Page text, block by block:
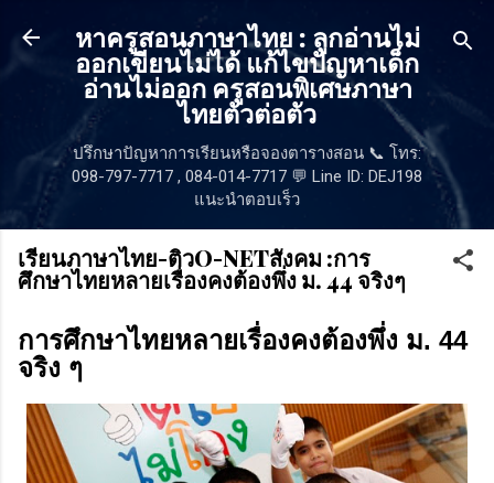
ข้ามไปที่เนื้อหาหลัก
หาครูสอนภาษาไทย : ลูกอ่านไม่
ออกเขียนไม่ได้ แก้ไขปัญหาเด็ก
อ่านไม่ออก ครูสอนพิเศษภาษา
ไทยตัวต่อตัว
ปรึกษาปัญหาการเรียนหรือจองตารางสอน 📞 โทร:
098-797-7717 , 084-014-7717 💬 Line ID: DEJ198
แนะนำตอบเร็ว
เรียนภาษาไทย-ติวO-NETสังคม :การ
ศึกษาไทยหลายเรื่องคงต้องพึ่ง ม. 44 จริงๆ
การศึกษาไทยหลายเรื่องคงต้องพึ่ง ม. 44
จริง ๆ